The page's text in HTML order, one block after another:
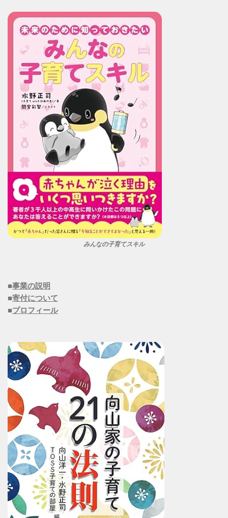
みんなの子育てスキル
■事業の説明
■寄付について
■プロフィール